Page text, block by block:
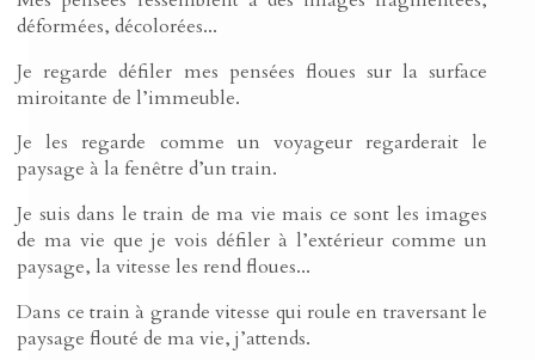
déformées, décolorées...
Je regarde défiler mes pensées floues sur la surface
miroitante de l’immeuble.
Je les regarde comme un voyageur regarderait le
paysage à la fenêtre d’un train.
Je suis dans le train de ma vie mais ce sont les images
de ma vie que je vois défiler à l’extérieur comme un
paysage, la vitesse les rend floues...
Dans ce train à grande vitesse qui roule en traversant le
paysage flouté de ma vie, j’attends.